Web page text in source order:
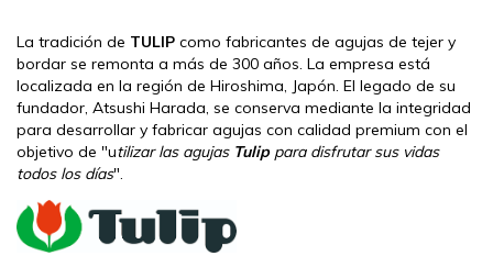
La tradición de TULIP como fabricantes de agujas de tejer y
bordar se remonta a más de 300 años. La empresa está
localizada en la región de Hiroshima, Japón. El legado de su
fundador, Atsushi Harada, se conserva mediante la integridad
para desarrollar y fabricar agujas con calidad premium con el
objetivo de "utilizar las agujas Tulippara disfrutar sus vidas
todos los días".